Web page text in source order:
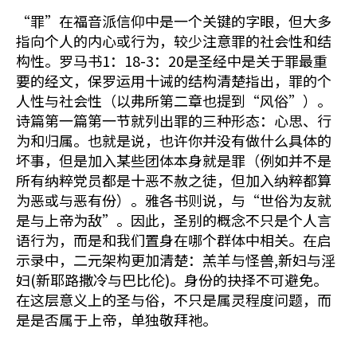
“罪”在福音派信仰中是一个关键的字眼，但大多
指向个人的内心或行为，较少注意罪的社会性和结
构性。罗马书1：18-3：20是圣经中是关于罪最重
要的经文，保罗运用十诫的结构清楚指出，罪的个
人性与社会性（以弗所第二章也提到“风俗”）。
诗篇第一篇第一节就列出罪的三种形态：心思、行
为和归属。也就是说，也许你并没有做什么具体的
坏事，但是加入某些团体本身就是罪（例如并不是
所有纳粹党员都是十恶不赦之徒，但加入纳粹都算
为恶或与恶有份）。雅各书则说，与“世俗为友就
是与上帝为敌”。因此，圣别的概念不只是个人言
语行为，而是和我们置身在哪个群体中相关。在启
示录中，二元架构更加清楚：羔羊与怪兽,新妇与淫
妇(新耶路撒冷与巴比伦)。身份的抉择不可避免。
在这层意义上的圣与俗，不只是属灵程度问题，而
是是否属于上帝，单独敬拜祂。